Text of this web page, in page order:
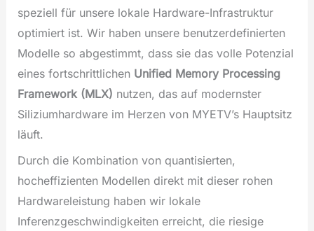
speziell für unsere lokale Hardware-Infrastruktur
optimiert ist. Wir haben unsere benutzerdefinierten
Modelle so abgestimmt, dass sie das volle Potenzial
eines fortschrittlichen Unified Memory Processing
Framework (MLX) nutzen, das auf modernster
Siliziumhardware im Herzen von MYETV’s Hauptsitz
läuft.
Durch die Kombination von quantisierten,
hocheffizienten Modellen direkt mit dieser rohen
Hardwareleistung haben wir lokale
Inferenzgeschwindigkeiten erreicht, die riesige